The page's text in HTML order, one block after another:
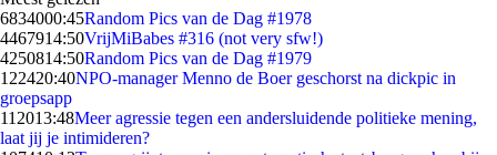
6834000:45Random Pics van de Dag #1978
4467914:50VrijMiBabes #316 (not very sfw!)
4250814:50Random Pics van de Dag #1979
122420:40NPO-manager Menno de Boer geschorst na dickpic in
groepsapp
112013:48Meer agressie tegen een andersluidende politieke mening,
laat jij je intimideren?